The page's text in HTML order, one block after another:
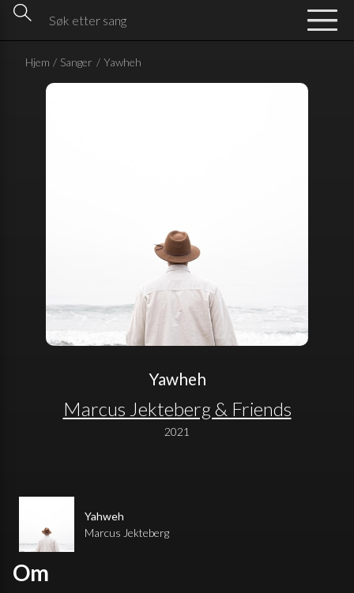
Hjem / Sanger / Yawheh
Yawheh
Marcus Jekteberg & Friends
2021
Yahweh
Marcus Jekteberg
Om